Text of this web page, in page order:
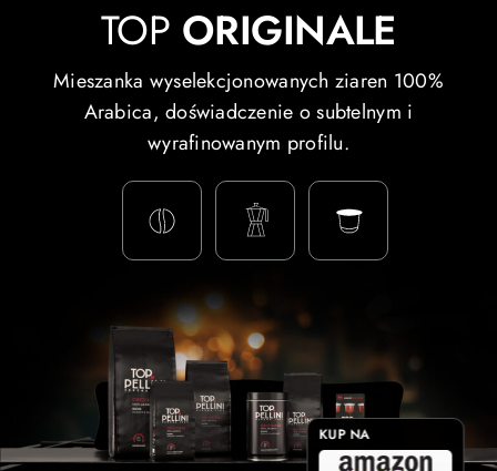
TOP ORIGINALE
Mieszanka wyselekcjonowanych ziaren 100%
Arabica, doświadczenie o subtelnym i
wyrafinowanym profilu.
KUP NA